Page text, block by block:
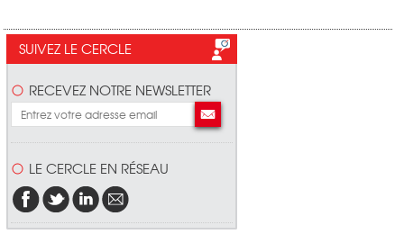
SUIVEZ LE CERCLE
RECEVEZ NOTRE NEWSLETTER
LE CERCLE EN RÉSEAU